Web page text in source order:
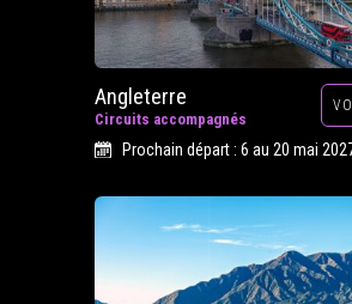
Angleterre
Circuits accompagnés
Prochain départ : 6 au 20 mai